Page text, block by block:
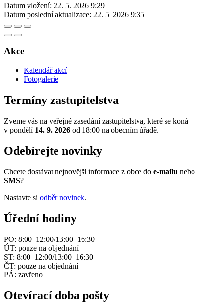
Datum vložení: 22. 5. 2026 9:29
Datum poslední aktualizace: 22. 5. 2026 9:35
Akce
Kalendář akcí
Fotogalerie
Termíny zastupitelstva
Zveme vás na veřejné zasedání zastupitelstva, které se koná
v pondělí 14. 9. 2026 od 18:00 na obecním úřadě.
Odebírejte novinky
Chcete dostávat nejnovější informace z obce do e-mailu nebo
SMS?
Nastavte si odběr novinek.
Úřední hodiny
PO: 8:00–12:00/13:00–16:30
ÚT: pouze na objednání
ST: 8:00–12:00/13:00–16:30
ČT: pouze na objednání
PÁ: zavřeno
Otevírací doba pošty